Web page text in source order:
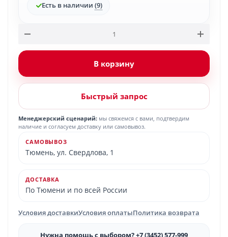
Есть в наличии (9)
В корзину
Быстрый запрос
Менеджерский сценарий: мы свяжемся с вами, подтвердим
наличие и согласуем доставку или самовывоз.
САМОВЫВОЗ
Тюмень, ул. Свердлова, 1
ДОСТАВКА
По Тюмени и по всей России
Условия доставкиУсловия оплатыПолитика возврата
Нужна помощь с выбором? +7 (3452) 577-999